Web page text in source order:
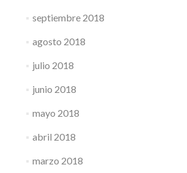
septiembre 2018
agosto 2018
julio 2018
junio 2018
mayo 2018
abril 2018
marzo 2018